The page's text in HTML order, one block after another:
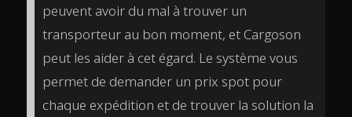
peuvent avoir du mal à trouver un
transporteur au bon moment, et Cargoson
peut les aider à cet égard. Le système vous
permet de demander un prix spot pour
chaque expédition et de trouver la solution la